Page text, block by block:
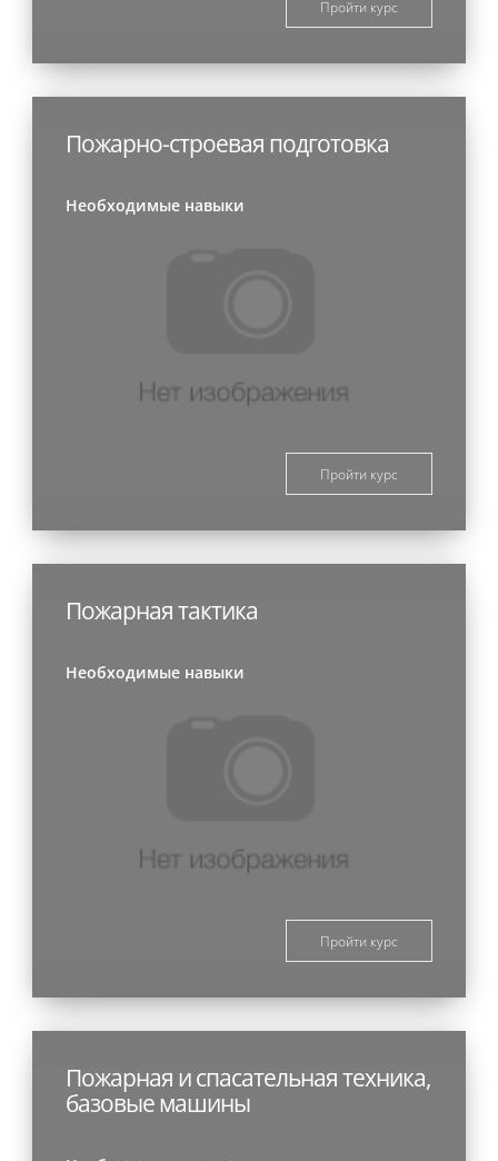
Пройти курс
Пожарно-строевая подготовка
Необходимые навыки
Пройти курс
Пожарная тактика
Необходимые навыки
Пройти курс
Пожарная и спасательная техника,
базовые машины